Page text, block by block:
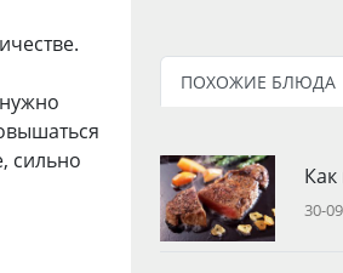
сильно
ПОХОЖИЕ БЛЮДА
30-